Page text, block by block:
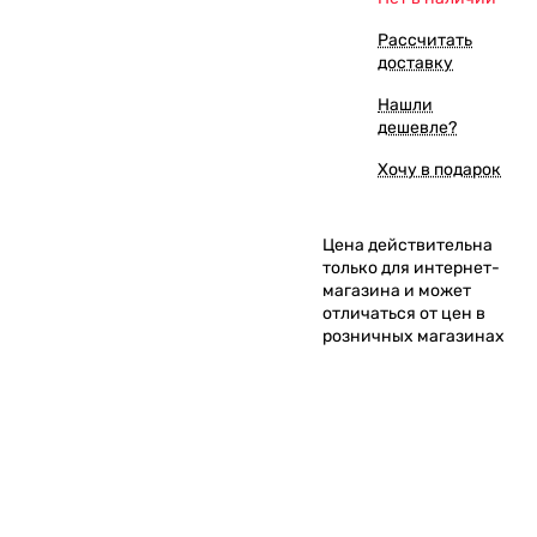
Рассчитать
доставку
Нашли
дешевле?
Хочу в подарок
Цена действительна
только для интернет-
магазина и может
отличаться от цен в
розничных магазинах